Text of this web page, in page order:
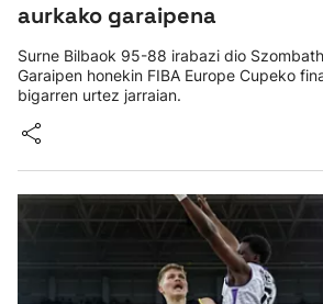
aurkako garaipena
Surne Bilbaok 95-88 irabazi dio
Garaipen honekin FIBA Europe Cupeko
bigarren urtez jarraian.